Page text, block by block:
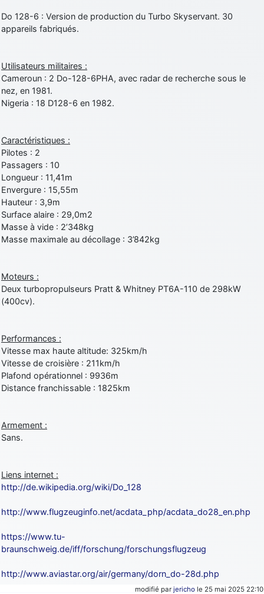
Do 128-6 : Version de production du Turbo Skyservant. 30
appareils fabriqués.
Utilisateurs militaires :
Cameroun : 2 Do-128-6PHA, avec radar de recherche sous le
nez, en 1981.
Nigeria : 18 D128-6 en 1982.
Caractéristiques :
Pilotes : 2
Passagers : 10
Longueur : 11,41m
Envergure : 15,55m
Hauteur : 3,9m
Surface alaire : 29,0m2
Masse à vide : 2’348kg
Masse maximale au décollage : 3’842kg
Moteurs :
Deux turbopropulseurs Pratt & Whitney PT6A-110 de 298kW
(400cv).
Performances :
Vitesse max haute altitude: 325km/h
Vitesse de croisière : 211km/h
Plafond opérationnel : 9936m
Distance franchissable : 1825km
Armement :
Sans.
Liens internet :
http://de.wikipedia.org/wiki/Do_128
http://www.flugzeuginfo.net/acdata_php/acdata_do28_en.php
https://www.tu-
braunschweig.de/iff/forschung/forschungsflugzeug
http://www.aviastar.org/air/germany/dorn_do-28d.php
modifié par jericho le 25 mai 2025 22:10